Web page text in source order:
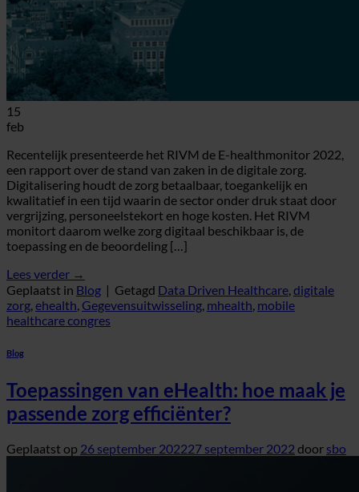
15
feb
Recentelijk presenteerde het RIVM de E-healthmonitor 2022,
een rapport over de stand van zaken in de digitale zorg.
Digitalisering houdt de zorg betaalbaar, toegankelijk en
kwalitatief in een tijd waarin de sector onder druk staat door
vergrijzing, personeelstekort en hoge kosten. Het RIVM
monitort daarom welke zorg digitaal beschikbaar is, de
toepassing en de beoordeling […]
Lees verder →
Geplaatst in Blog | Getagd Data Driven Healthcare, digitale
zorg, ehealth, Gegevensuitwisseling, mhealth, mobile
healthcare congres
Blog
Toepassingen van eHealth: hoe maak je
passende zorg efficiënter?
Geplaatst op 26 september 202227 september 2022 door sbo